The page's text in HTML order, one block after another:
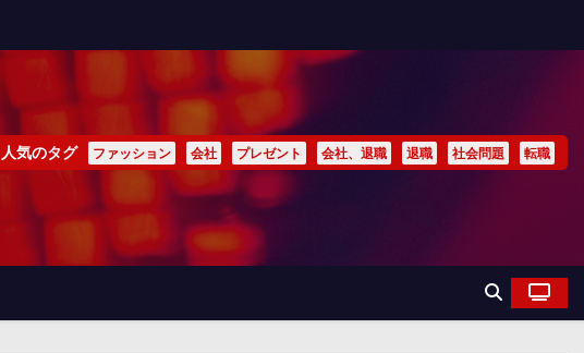
人気のタグ ファッション 会社 プレゼント 会社、退職 退職 社会問題 転職